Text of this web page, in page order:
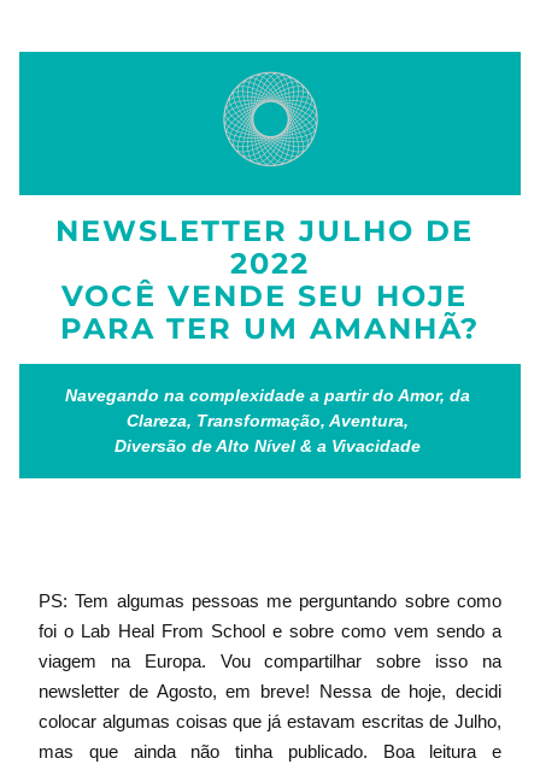
NEWSLETTER JULHO DE
2022
VOCÊ VENDE SEU HOJE
PARA TER UM AMANHÃ?
Navegando na complexidade a partir do Amor, da
Clareza, Transformação, Aventura,
Diversão de Alto Nível & a Vivacidade
PS: Tem algumas pessoas me perguntando sobre como
foi o Lab Heal From School e sobre como vem sendo a
viagem na Europa. Vou compartilhar sobre isso na
newsletter de Agosto, em breve! Nessa de hoje, decidi
colocar algumas coisas que já estavam escritas de Julho,
mas que ainda não tinha publicado. Boa leitura e